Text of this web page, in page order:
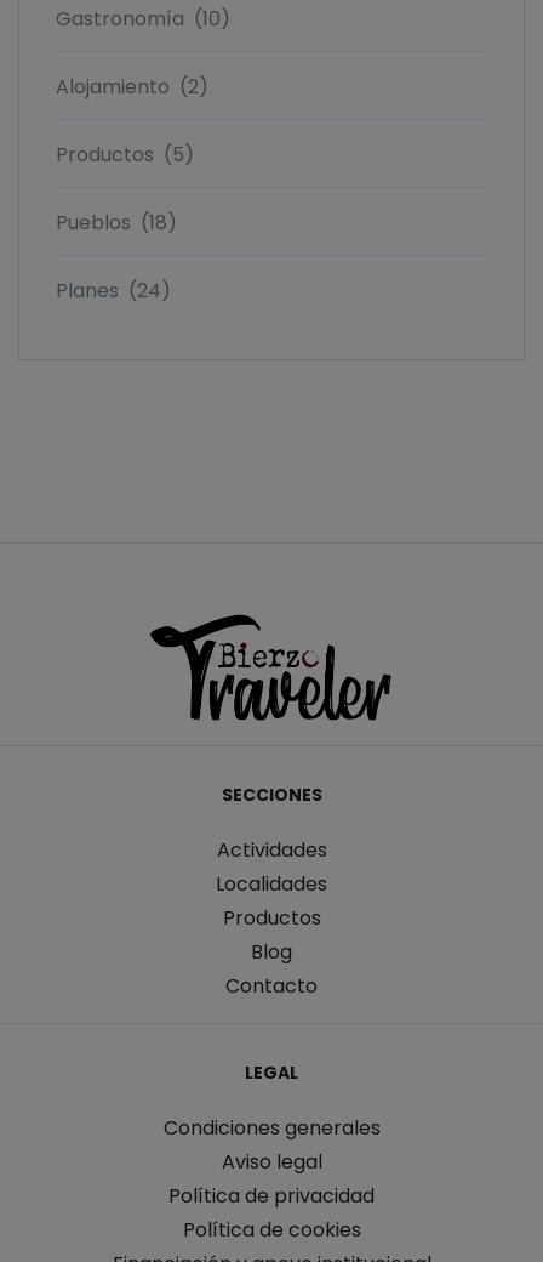
Gastronomía (10)
Alojamiento (2)
Productos (5)
Pueblos (18)
Planes (24)
SECCIONES
Actividades
Localidades
Productos
Blog
Contacto
LEGAL
Condiciones generales
Aviso legal
Política de privacidad
Política de cookies